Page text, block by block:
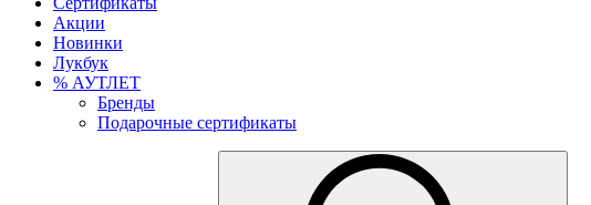
Акции
Новинки
Лукбук
% АУТЛЕТ
Бренды
Подарочные сертификаты